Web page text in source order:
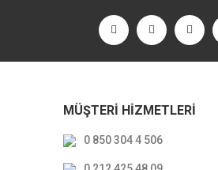
MÜŞTERİ HİZMETLERİ
0 850 304 4 506